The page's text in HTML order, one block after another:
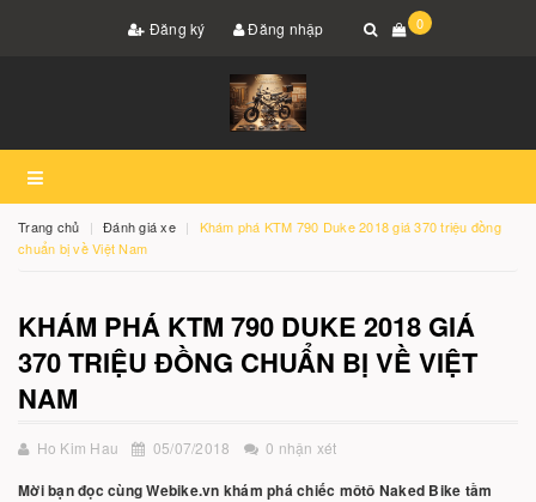
Đăng ký Đăng nhập 0
Trang chủ Đánh giá xe
Khám phá KTM 790 Duke 2018 giá 370 triệu đồng
chuẩn bị về Việt Nam
KHÁM PHÁ KTM 790 DUKE 2018 GIÁ
370 TRIỆU ĐỒNG CHUẨN BỊ VỀ VIỆT
NAM
Ho Kim Hau 05/07/2018 0 nhận xét
Mời bạn đọc cùng Webike.vn khám phá chiếc môtô Naked Bike tầm